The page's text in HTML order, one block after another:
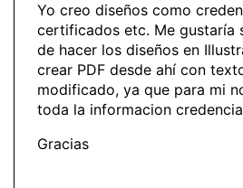
Yo creo diseños como
certificados etc. Me gustaría
de hacer los diseños en
crear PDF desde ahí con
modificado, ya que para mi
toda la informacion
Gracias